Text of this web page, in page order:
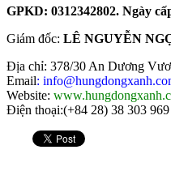
GPKD: 0312342802. Ngày
Giám đốc: LÊ NGUYỄN
Địa chỉ: 378/30 An Dương
Email:
Website:
Điện thoại:(+84 28) 38 303